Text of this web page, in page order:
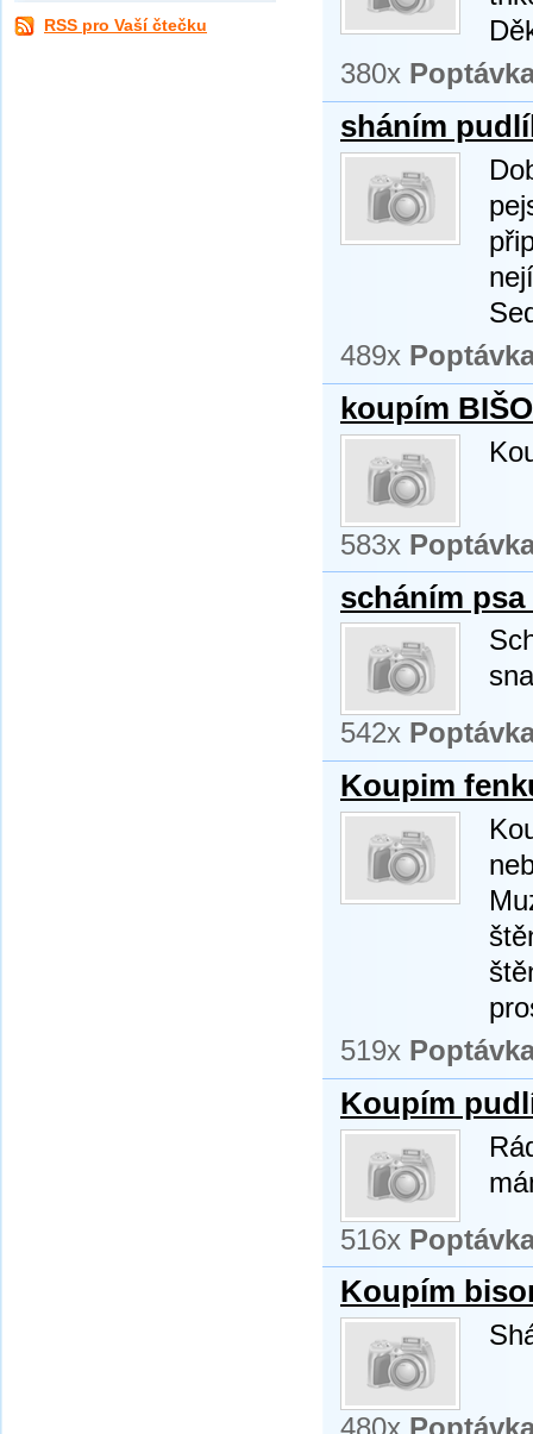
380x
sháním
489x
koupím
583x
scháním
542x
Koupim
519x
Koupím
516x
Koupím
RSS pro Vaší čtečku